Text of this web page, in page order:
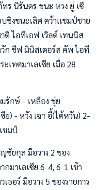
ร นิรันดร ชนะ หวง ยู่ เซี
บชิงชนะเลิศ คว้าแชมป์ชาย
ติ ไอทีเอฟ เวิลด์ เทนนิส
วัก ชีฟ มินิสเตอร์ส คัพ ไอที
เทศมาเลเซีย เมื่อ 28
รักษ์ - เหลือง ชุ่ย
ย) - หวัง เฉา อี้(ไต้หวัน) 2-
ชมป์
ชัยกุล มือวาง 2 ของ
กมาเลเซีย 6-4, 6-1 เข้า
ธอร์ มือวาง 5 ของรายการ